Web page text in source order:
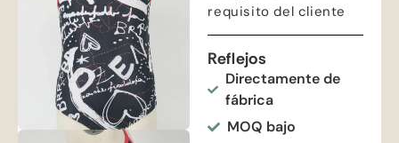
requisito del cliente
Reflejos
Directamente de
fábrica
MOQ bajo